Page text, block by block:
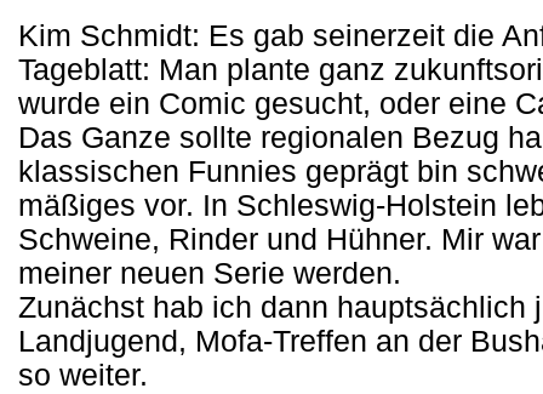
Kim Schmidt: Es gab seinerzeit die
Tageblatt: Man plante ganz
wurde ein Comic gesucht, oder eine
Das Ganze sollte regionalen Bezug
klassischen Funnies geprägt bin
mäßiges vor. In Schleswig-Holstein
Schweine, Rinder und Hühner. Mir
meiner neuen Serie werden.
Zunächst hab ich dann hauptsächlich
Landjugend, Mofa-Treffen an der
so weiter.